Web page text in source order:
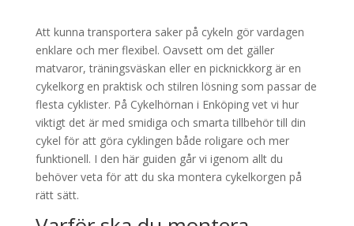
Att kunna transportera saker på cykeln gör vardagen
enklare och mer flexibel. Oavsett om det gäller
matvaror, träningsväskan eller en picknickkorg är en
cykelkorg en praktisk och stilren lösning som passar de
flesta cyklister. På Cykelhörnan i Enköping vet vi hur
viktigt det är med smidiga och smarta tillbehör till din
cykel för att göra cyklingen både roligare och mer
funktionell. I den här guiden går vi igenom allt du
behöver veta för att du ska montera cykelkorgen på
rätt sätt.